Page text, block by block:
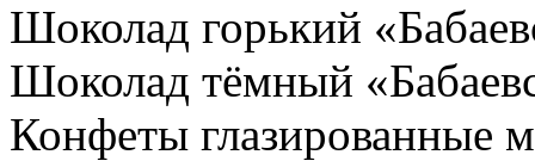
Шоколад горький
Шоколад тёмный
Конфеты глазированные